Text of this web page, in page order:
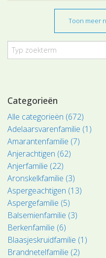
Toon meer
Categorieën
Alle categorieën (672)
Adelaarsvarenfamilie (1)
Amarantenfamilie (7)
Anjerachtigen (62)
Anjerfamilie (22)
Aronskelkfamilie (3)
Aspergeachtigen (13)
Aspergefamilie (5)
Balsemienfamilie (3)
Berkenfamilie (6)
Blaasjeskruidfamilie (1)
Brandnetelfamilie (2)